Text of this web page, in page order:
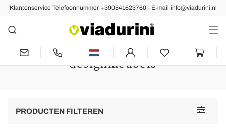
Klantenservice Telefoonnummer +390541623760 - E-mail info@viadurini.nl
Tijdschriftenrek, om uw
woonkamer te organiseren met
designmeubels
Toggle
PRODUCTEN FILTEREN